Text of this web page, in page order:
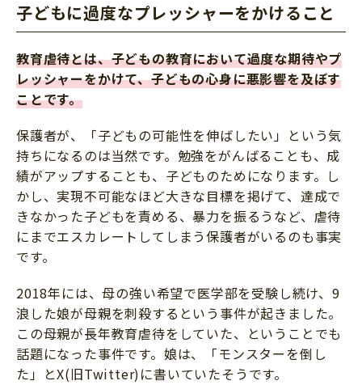
子どもに過度なプレッシャーをかけること
教育虐待とは、子どもの教育において過度な期待やプ
レッシャーをかけて、子どもの心身に悪影響を及ぼす
ことです。
保護者が、「子どもの可能性を伸ばしたい」という気
持ちになるのは当然です。勉強をがんばることも、成
績がアップすることも、子どものためになります。し
かし、実現不可能なほど大きな目標を掲げて、達成で
きなかった子どもを責める、暴力を振るうなど、虐待
にまでエスカレートしてしまう保護者がいるのも事実
です。
2018年には、母の強い希望で医学部を受験し続け、9
浪した娘が母親を刺殺するという事件が起きました。
この母親が長年教育虐待をしていた、ということでも
話題になった事件です。娘は、「モンスターを倒し
た」とX(旧Twitter)に書いていたそうです。